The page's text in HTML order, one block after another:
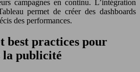
campagnes en continu. L’intégration
permet de créer des dashboards
des performances.
best practices pour
la publicité